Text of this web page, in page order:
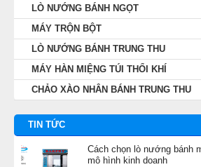
LÒ NƯỚNG BÁNH NGỌT
MÁY TRỘN BỘT
LÒ NƯỚNG BÁNH TRUNG THU
MÁY HÀN MIỆNG TÚI THỔI KHÍ
CHẢO XÀO NHÂN BÁNH TRUNG THU
TIN TỨC
Cách chọn lò nướng bánh
mô hình kinh doanh